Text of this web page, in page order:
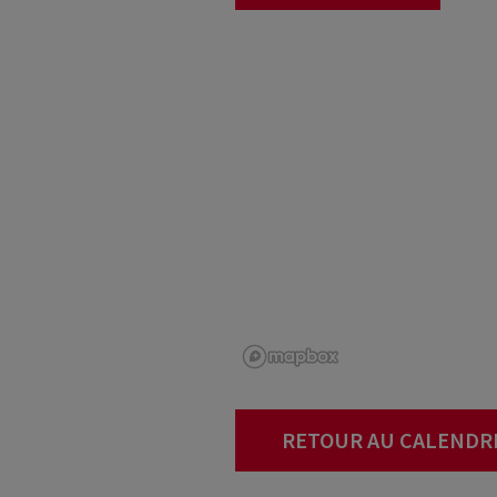
RETOUR AU